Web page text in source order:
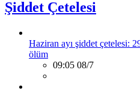
Şiddet Çetelesi
Haziran ayı şiddet çetelesi:
ölüm
09:05 08/7